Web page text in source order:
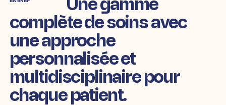
complètede soins avec
une approche
personnalisée et
multidisciplinaire pour
chaque patient.